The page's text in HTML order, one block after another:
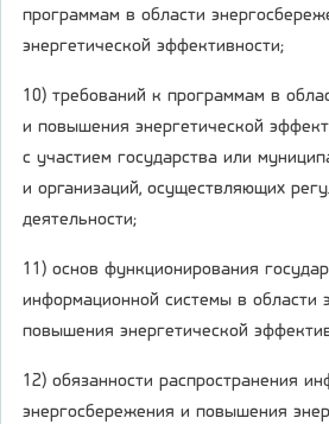
программам в области
энергетической эффективности;
10) требований к программам в
и повышения энергетической
с участием государства или
и организаций, осуществляющих
деятельности;
11) основ функционирования
информационной системы в области
повышения энергетической
12) обязанности распространения
энергосбережения и повышения